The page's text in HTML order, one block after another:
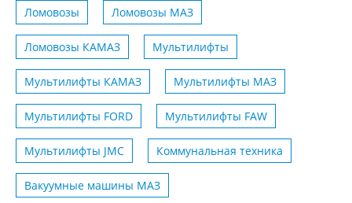
Ломовозы Ломовозы МАЗ
Ломовозы КАМАЗ Мультилифты
Мультилифты КАМАЗ Мультилифты МАЗ
Мультилифты FORD Мультилифты FAW
Мультилифты JMC Коммунальная техника
Вакуумные машины МАЗ